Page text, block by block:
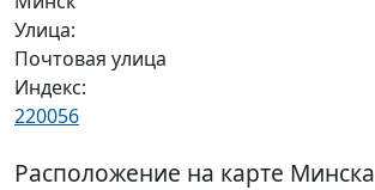
Улица:
Почтовая улица
Индекс:
220056
Расположение на карте Минска